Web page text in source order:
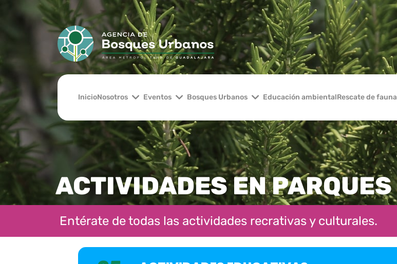
InicioNosotros Eventos Bosques Urbanos Educación ambientalRescate de fauna
ACTIVIDADES EN PARQUES
Entérate de todas las actividades recrativas y culturales.